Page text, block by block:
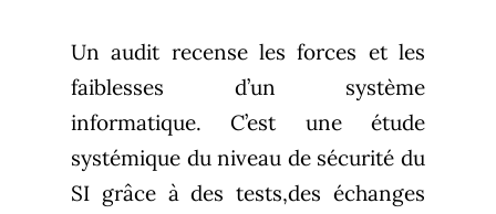
Un audit recense les forces et les
faiblesses d’un système
informatique. C’est une étude
systémique du niveau de sécurité du
SI grâce à des tests,des échanges